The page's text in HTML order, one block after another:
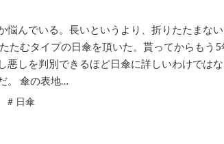
悩んでいる。長いというより、折りたたまな
たむタイプの日傘を頂いた。貰ってからもう5
悪しを判別できるほど日傘に詳しいわけでは
。 傘の表地…
# 日傘